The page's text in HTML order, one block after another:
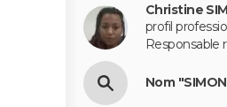
Christine
profil
Responsable
Nom